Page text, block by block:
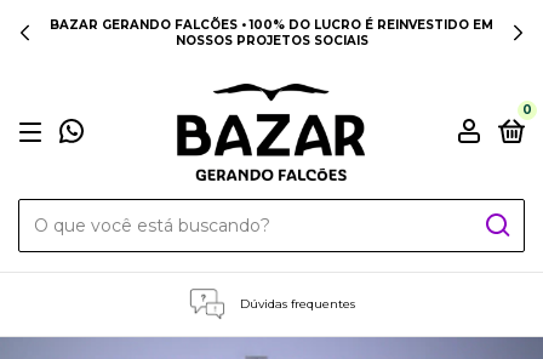
BAZAR GERANDO FALCÕES • 100% DO LUCRO É REINVESTIDO EM
NOSSOS PROJETOS SOCIAIS
0
Dúvidas frequentes